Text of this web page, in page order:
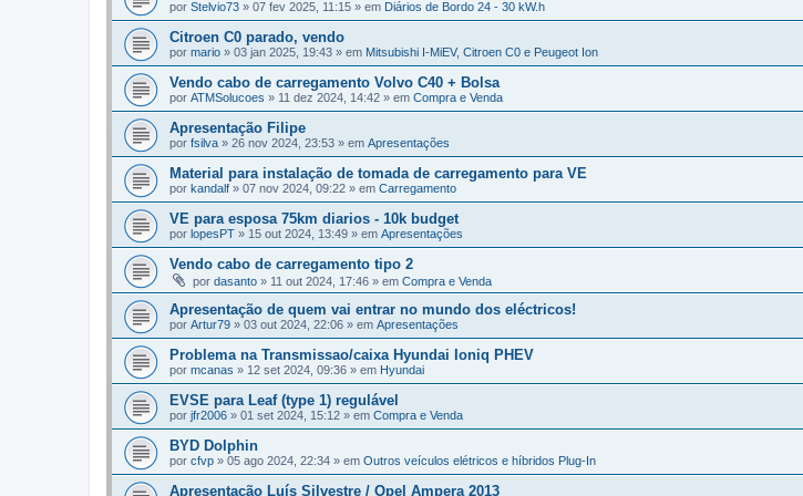
por Stelvio73 » 07 fev 2025, 11:15 » em Diários de Bordo 24 - 30 kW.h
Citroen C0 parado, vendo
por mario » 03 jan 2025, 19:43 » em Mitsubishi I-MiEV, Citroen C0 e Peugeot Ion
Vendo cabo de carregamento Volvo C40 + Bolsa
por ATMSolucoes » 11 dez 2024, 14:42 » em Compra e Venda
Apresentação Filipe
por fsilva » 26 nov 2024, 23:53 » em Apresentações
Material para instalação de tomada de carregamento para VE
por kandalf » 07 nov 2024, 09:22 » em Carregamento
VE para esposa 75km diarios - 10k budget
por lopesPT » 15 out 2024, 13:49 » em Apresentações
Vendo cabo de carregamento tipo 2
por dasanto » 11 out 2024, 17:46 » em Compra e Venda
Apresentação de quem vai entrar no mundo dos eléctricos!
por Artur79 » 03 out 2024, 22:06 » em Apresentações
Problema na Transmissao/caixa Hyundai Ioniq PHEV
por mcanas » 12 set 2024, 09:36 » em Hyundai
EVSE para Leaf (type 1) regulável
por jfr2006 » 01 set 2024, 15:12 » em Compra e Venda
BYD Dolphin
por cfvp » 05 ago 2024, 22:34 » em Outros veículos elétricos e híbridos Plug-In
Apresentação Luís Silvestre / Opel Ampera 2013